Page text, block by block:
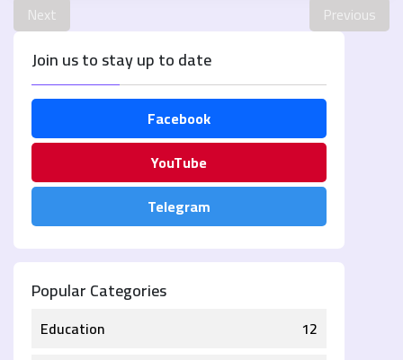
Next Previous
Join us to stay up to date
Facebook
YouTube
Telegram
Popular Categories
12
Education